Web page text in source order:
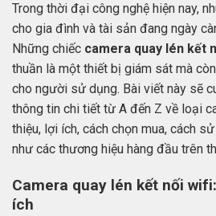
Trong thời đại công nghệ hiện nay,
cho gia đình và tài sản đang ngày
Những chiếc camera quay lén kết
thuần là một thiết bị giám sát mà
cho người sử dụng. Bài viết này sẽ
thông tin chi tiết từ A đến Z về loại
thiệu, lợi ích, cách chọn mua, cách
như các thương hiệu hàng đầu trên
Camera quay lén kết nối
ích